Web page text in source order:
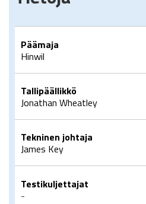
Päämaja
Hinwil
Tallipäällikkö
Jonathan Wheatley
Tekninen johtaja
James Key
Testikuljettajat
-